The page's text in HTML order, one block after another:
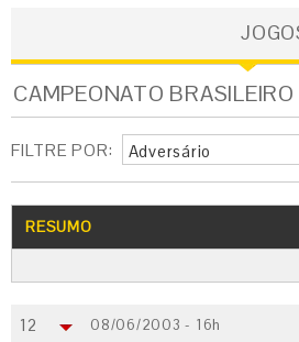
CAMPEONATO
FILTRE POR: Adversário
RESUMO
12 08/06/2003 - 16h